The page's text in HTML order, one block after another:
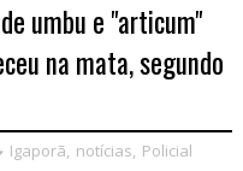
umbu e "articum"
na mata, segundo
Igaporã, notícias, Policial